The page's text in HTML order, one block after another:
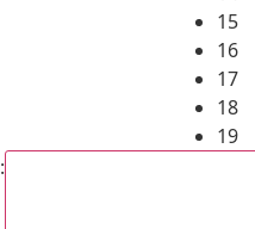
15
16
17
18
19
: